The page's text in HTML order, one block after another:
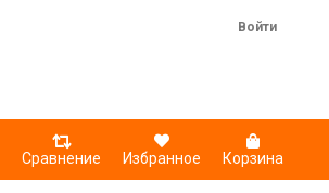
Войти
Сравнение Избранное Корзина